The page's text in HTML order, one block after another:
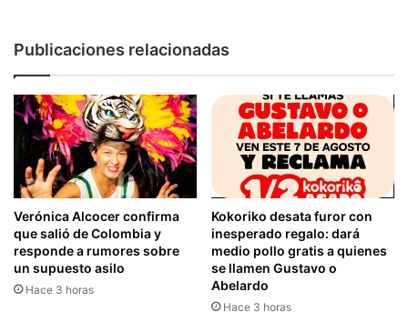
Publicaciones relacionadas
Verónica Alcocer confirma
que salió de Colombia y
responde a rumores sobre
un supuesto asilo
Hace 3 horas
Kokoriko desata furor con
inesperado regalo: dará
medio pollo gratis a quienes
se llamen Gustavo o
Abelardo
Hace 3 horas